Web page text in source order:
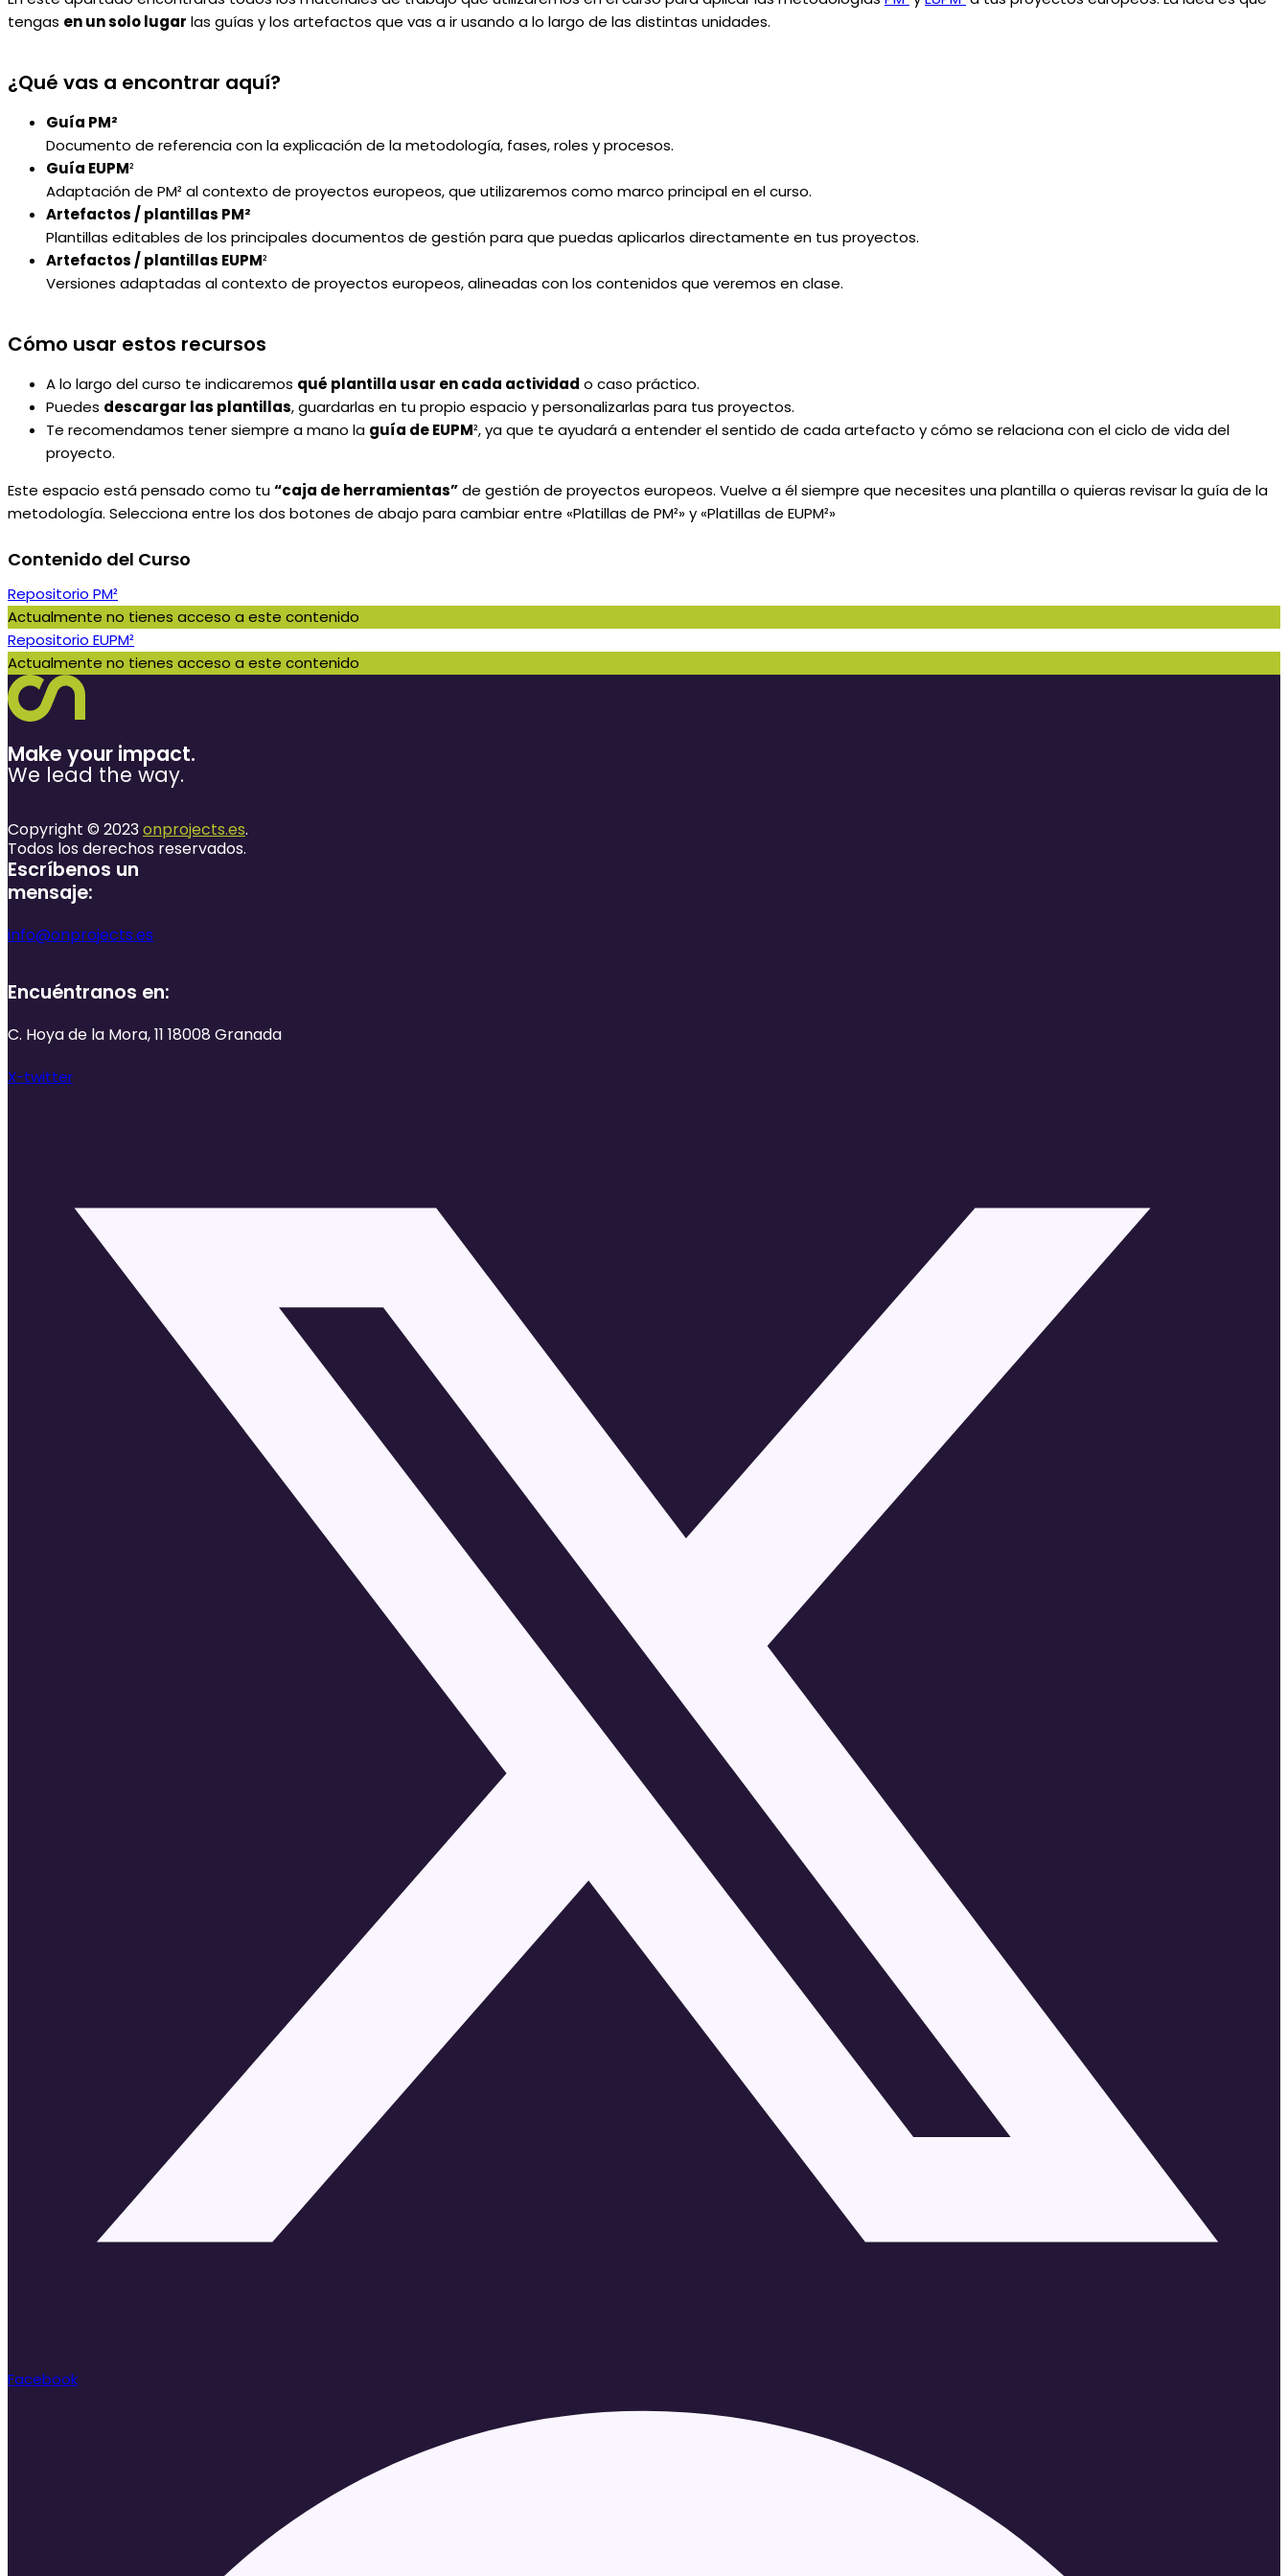
tengas en un solo lugar las guías y los artefactos que vas a ir usando a lo largo de las distintas unidades.
¿Qué vas a encontrar aquí?
Guía PM²
Documento de referencia con la explicación de la metodología, fases, roles y procesos.
Guía EUPM²
Adaptación de PM² al contexto de proyectos europeos, que utilizaremos como marco principal en el curso.
Artefactos / plantillas PM²
Plantillas editables de los principales documentos de gestión para que puedas aplicarlos directamente en tus proyectos.
Artefactos / plantillas EUPM²
Versiones adaptadas al contexto de proyectos europeos, alineadas con los contenidos que veremos en clase.
Cómo usar estos recursos
A lo largo del curso te indicaremos qué plantilla usar en cada actividad o caso práctico.
Puedes descargar las plantillas, guardarlas en tu propio espacio y personalizarlas para tus proyectos.
Te recomendamos tener siempre a mano la guía de EUPM², ya que te ayudará a entender el sentido de cada artefacto y cómo se relaciona con el ciclo de vida del
proyecto.
Este espacio está pensado como tu“caja de herramientas”de gestión de proyectos europeos. Vuelve a él siempre que necesites una plantilla o quieras revisar la guía de la
metodología. Selecciona entre los dos botones de abajo para cambiar entre «Platillas de PM²» y «Platillas de EUPM²»
Contenido del Curso
Repositorio PM²
Actualmente no tienes acceso a este contenido
Repositorio EUPM²
Actualmente no tienes acceso a este contenido
Make your impact.
We lead the way.
Copyright © 2023onprojects.es.
Todos los derechos reservados.
Escríbenos un
mensaje:
info@onprojects.es
Encuéntranos en:
C. Hoya de la Mora, 11 18008 Granada
X-twitter
Facebook